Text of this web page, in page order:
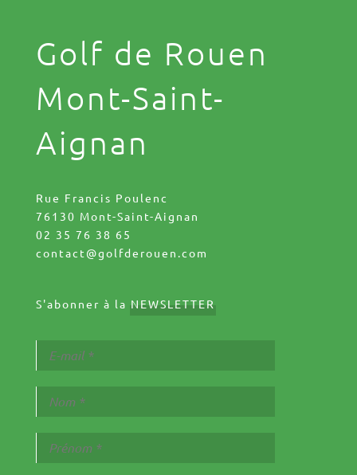
Golf de Rouen
Mont-Saint-
Aignan
Rue Francis Poulenc
76130 Mont-Saint-Aignan
02 35 76 38 65
contact@golfderouen.com
S'abonner à la NEWSLETTER